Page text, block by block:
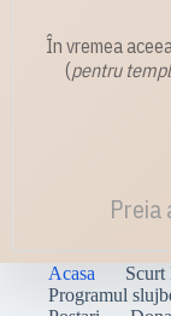
În vremea
(pentru
Preia
Acasa Scurt
Programul